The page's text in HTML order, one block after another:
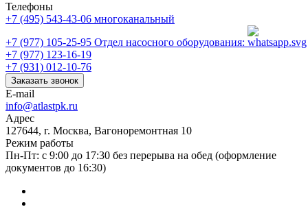
Телефоны
+7 (495) 543-43-06 многоканальный
+7 (977) 105-25-95 Отдел насосного оборудования:
+7 (977) 123-16-19
+7 (931) 012-10-76
Заказать звонок
E-mail
info@atlastpk.ru
Адрес
127644, г. Москва, Вагоноремонтная 10
Режим работы
Пн-Пт: с 9:00 до 17:30 без перерыва на обед (оформление
документов до 16:30)